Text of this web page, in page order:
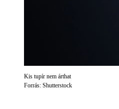
Kis tupír nem árthat
Forrás: Shutterstock